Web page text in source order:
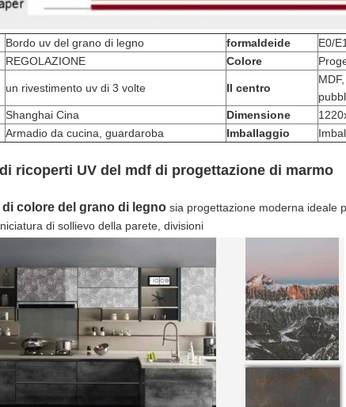
Bordo uv del grano di legno formaldeide
E0/E1
REGOLAZIONE Colore
un rivestimento uv di 3 volte Il centro
Shanghai Cina Dimensione
Armadio da cucina, guardaroba Imballaggio
ricoperti UV del mdf di progettazione di marmo
di colore del grano di legno sia progettazione moderna ideale
di sollievo della parete, divisioni